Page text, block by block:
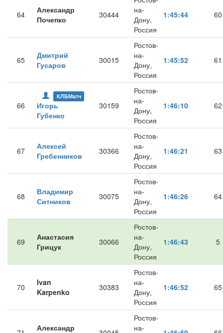
64
Александр
Почепко
30444
на-
Дону,
Россия
1:45:44 60
65
Дмитрий
Гусаров
30015
Ростов-
на-
Дону,
Россия
1:45:52 61
66
КЛБМатч
Игорь
Губенко
30159
Ростов-
на-
Дону,
Россия
1:46:10 62
67
Алексей
Гребенников
30366
Ростов-
на-
Дону,
Россия
1:46:21 63
68
Владимир
Ситников
30075
Ростов-
на-
Дону,
Россия
1:46:26 64
69
Анастасия
Грицук
30066
Ростов-
на-
Дону,
Россия
1:46:43 5
70
Ivan
Karpenko
30383
Ростов-
на-
Дону,
Россия
1:46:52 65
Александр
Ростов-
на-